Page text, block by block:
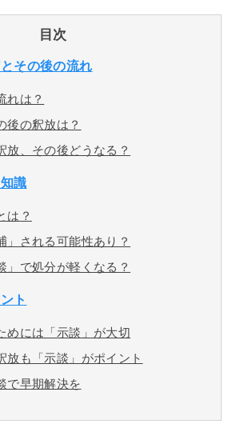
ミ評判
目次
その後の流れ
れは？
後の釈放は？
放、その後どうなる？
識
は？
」される可能性あり？
」で処分が軽くなる？
ト
めには「示談」が大切
放も「示談」がポイント
で早期解決を